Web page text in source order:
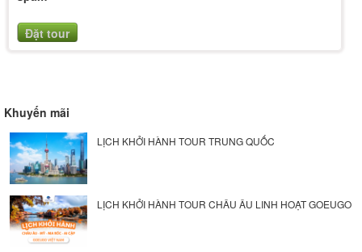
Khuyến mãi
LỊCH KHỞI HÀNH TOUR TRUNG QUỐC
LỊCH KHỞI HÀNH TOUR CHÂU ÂU LINH HOẠT GOEUGO